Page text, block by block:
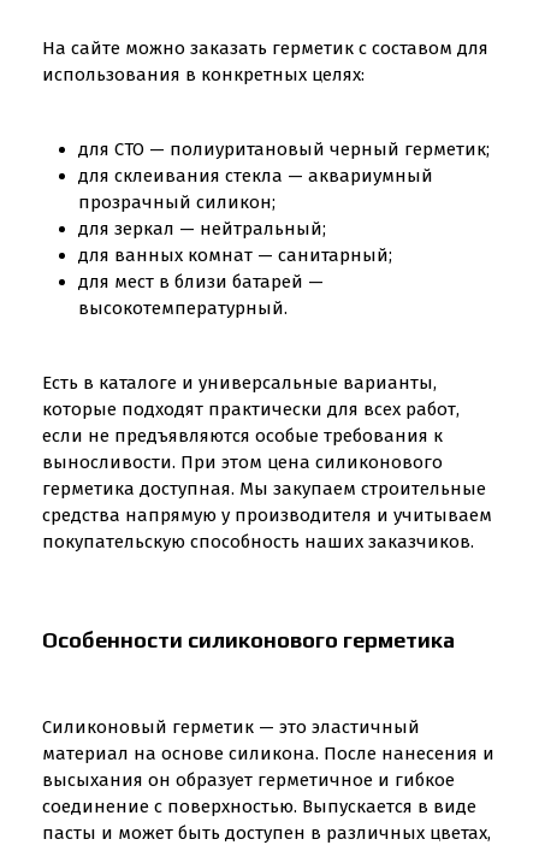
На сайте можно заказать герметик с составом для
использования в конкретных целях:
для СТО — полиуритановый черный герметик;
для склеивания стекла — аквариумный
прозрачный силикон;
для зеркал — нейтральный;
для ванных комнат — санитарный;
для мест в близи батарей —
высокотемпературный.
Есть в каталоге и универсальные варианты,
которые подходят практически для всех работ,
если не предъявляются особые требования к
выносливости. При этом цена силиконового
герметика доступная. Мы закупаем строительные
средства напрямую у производителя и учитываем
покупательскую способность наших заказчиков.
Особенности силиконового герметика
Силиконовый герметик — это эластичный
материал на основе силикона. После нанесения и
высыхания он образует герметичное и гибкое
соединение с поверхностью. Выпускается в виде
пасты и может быть доступен в различных цветах,